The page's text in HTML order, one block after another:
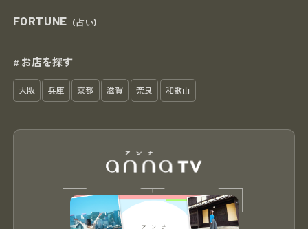
FORTUNE (占い)
# お店を探す
大阪 兵庫 京都 滋賀 奈良 和歌山